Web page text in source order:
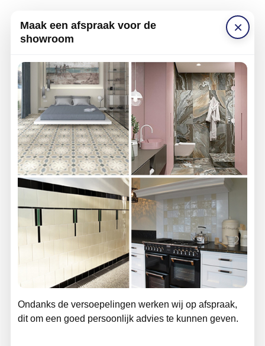
×
Maak een afspraak voor de
showroom
Ondanks de versoepelingen werken wij op afspraak,
dit om een goed persoonlijk advies te kunnen geven.